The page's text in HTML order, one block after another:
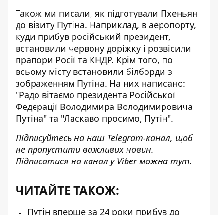
Також ми писали, як підготували Пхеньян
до візиту Путіна. Наприклад, в аеропорту,
куди прибув російський президент,
встановили червону доріжку і розвісили
прапори Росії та КНДР. Крім того, по
всьому місту встановили білборди з
зображенням Путіна. На них написано:
"Радо вітаємо президента Російської
Федерації Володимира Володимировича
Путіна" та "Ласкаво просимо, Путін".
Підписуйтесь на наш Telegram-канал, щоб
не пропустити важливих новин.
Підписатися на канал у Viber можна тут.
ЧИТАЙТЕ ТАКОЖ:
Путін вперше за 24 роки прибув до